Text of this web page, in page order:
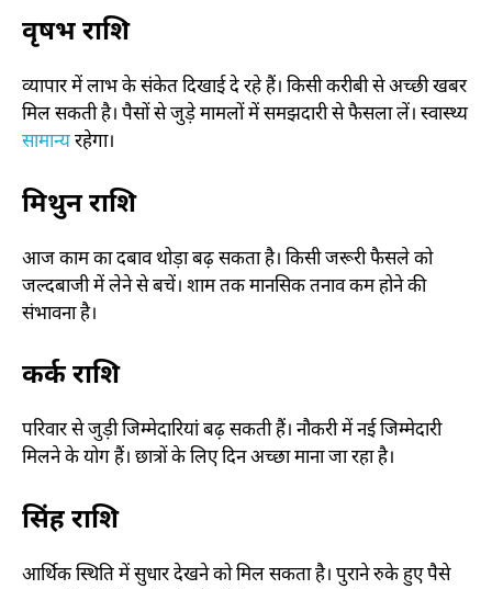
वृषभ राशि
व्यापार में लाभ के संकेत दिखाई दे रहे हैं। किसी करीबी से अच्छी खबर
मिल सकती है। पैसों से जुड़े मामलों में समझदारी से फैसला लें। स्वास्थ्य
सामान्यरहेगा।
मिथुन राशि
आज काम का दबाव थोड़ा बढ़ सकता है। किसी जरूरी फैसले को
जल्दबाजी में लेने से बचें। शाम तक मानसिक तनाव कम होने की
संभावना है।
कर्क राशि
परिवार से जुड़ी जिम्मेदारियां बढ़ सकती हैं। नौकरी में नई जिम्मेदारी
मिलने के योग हैं। छात्रों के लिए दिन अच्छा माना जा रहा है।
सिंह राशि
आर्थिक स्थिति में सुधार देखने को मिल सकता है। पुराने रुके हुए पैसे